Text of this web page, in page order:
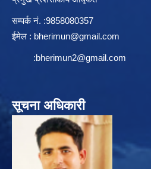
सम्पर्क न‌ं. :9858080357
ईमेल : bherimun@gmail.com
:bherimun2@gmail.com
सूचना अधिकारी